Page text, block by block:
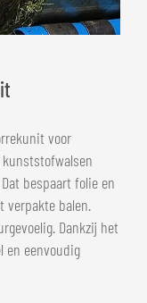
voor
bespaart folie en
verpakte balen.
Dankzij het
en eenvoudig